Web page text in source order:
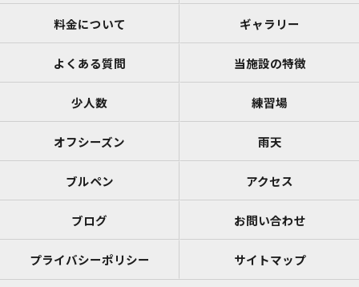
料金について ギャラリー
よくある質問 当施設の特徴
少人数 練習場
オフシーズン 雨天
ブルペン アクセス
ブログ お問い合わせ
プライバシーポリシー サイトマップ